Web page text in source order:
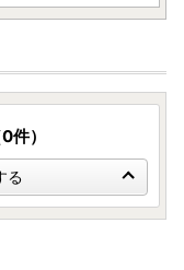
0件）
る